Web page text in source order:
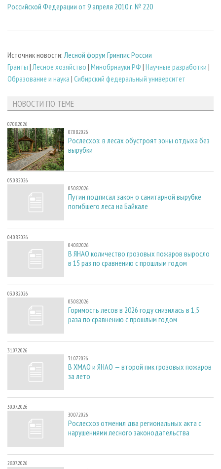
Российской Федерации от 9 апреля 2010 г. № 220
Источник новости:Лесной форум Гринпис России
Гранты |Лесное хозяйство | Минобрнауки РФ | Научные разработки |
Образование и наука | Сибирский федеральный университет
НОВОСТИ ПО ТЕМЕ
07.08.2026
07.08.2026
Рослесхоз: в лесах обустроят зоны отдыха без
вырубки
05.08.2026
05.08.2026
Путин подписал закон о санитарной вырубке
погибшего леса на Байкале
04.08.2026
04.08.2026
В ЯНАО количество грозовых пожаров выросло
в 15 раз по сравнению с прошлым годом
03.08.2026
03.08.2026
Горимость лесов в 2026 году снизилась в 1,5
раза по сравнению с прошлым годом
31.07.2026
31.07.2026
В ХМАО и ЯНАО — второй пик грозовых пожаров
за лето
30.07.2026
30.07.2026
Рослесхоз отменил два региональных акта с
нарушениями лесного законодательства
28.07.2026